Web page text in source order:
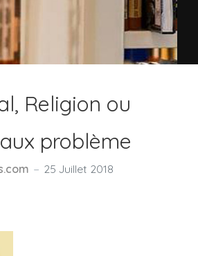
Religion ou
problème
25 Juillet 2018